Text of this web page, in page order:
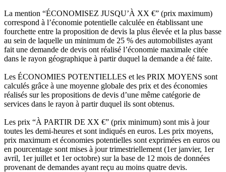
La mention “ÉCONOMISEZ JUSQU’À XX €” (prix maximum)
correspond à l’économie potentielle calculée en établissant une
fourchette entre la proposition de devis la plus élevée et la plus basse
au sein de laquelle un minimum de 25 % des automobilistes ayant
fait une demande de devis ont réalisé l’économie maximale citée
dans le rayon géographique à partir duquel la demande a été faite.
Les ÉCONOMIES POTENTIELLES et les PRIX MOYENS sont
calculés grâce à une moyenne globale des prix et des économies
réalisés sur les propositions de devis d’une même catégorie de
services dans le rayon à partir duquel ils sont obtenus.
Les prix “À PARTIR DE XX €” (prix minimum) sont mis à jour
toutes les demi-heures et sont indiqués en euros. Les prix moyens,
prix maximum et économies potentielles sont exprimées en euros ou
en pourcentage sont mises à jour trimestriellement (1er janvier, 1er
avril, 1er juillet et 1er octobre) sur la base de 12 mois de données
provenant de demandes ayant reçu au moins quatre devis.